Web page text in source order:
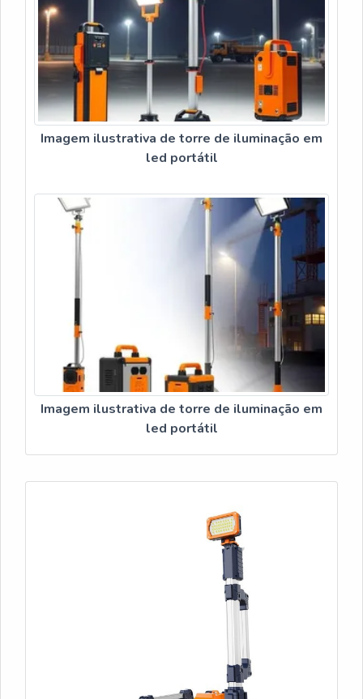
Imagem ilustrativa de torre de iluminação em
led portátil
Imagem ilustrativa de torre de iluminação em
led portátil